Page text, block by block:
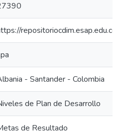
- Santander - Colombia
de Plan de Desarrollo
de Resultado